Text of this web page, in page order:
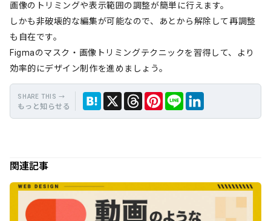
画像のトリミングや表示範囲の調整が簡単に行えます。
しかも非破壊的な編集が可能なので、あとから解除して再調整
も自在です。
Figmaのマスク・画像トリミングテクニックを習得して、より
効率的にデザイン制作を進めましょう。
もっと知らせる
Hate
Thre 保
Link
関連記事